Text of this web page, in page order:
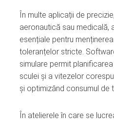
În multe aplicații de
aeronautică sau medicală,
esențiale pentru
toleranțelor stricte.
simulare permit
sculei și a vitezelor
și optimizând consumul de
În atelierele în care se